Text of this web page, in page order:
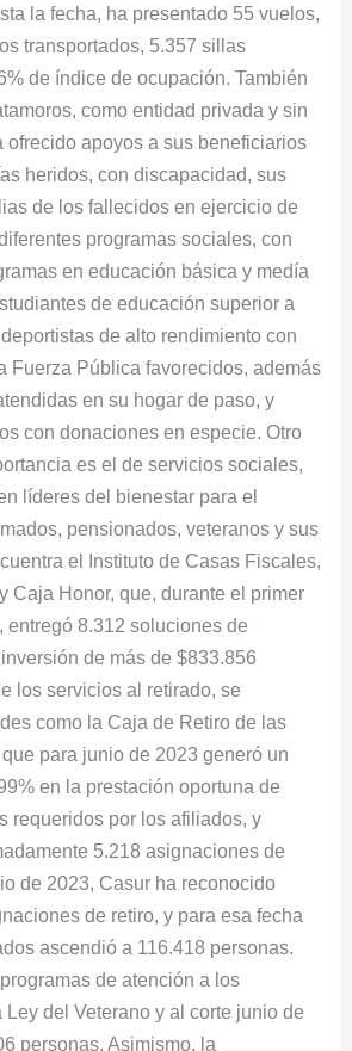
la fecha, ha presentado 55 vuelos,
transportados, 5.357 sillas
de índice de ocupación. También
como entidad privada y sin
ofrecido apoyos a sus beneficiarios
heridos, con discapacidad, sus
de los fallecidos en ejercicio de
programas sociales, con
en educación básica y medía
de educación superior a
de alto rendimiento con
Fuerza Pública favorecidos, además
en su hogar de paso, y
con donaciones en especie. Otro
es el de servicios sociales,
líderes del bienestar para el
pensionados, veteranos y sus
el Instituto de Casas Fiscales,
Caja Honor, que, durante el primer
entregó 8.312 soluciones de
de más de $833.856
los servicios al retirado, se
como la Caja de Retiro de las
para junio de 2023 generó un
en la prestación oportuna de
requeridos por los afiliados, y
5.218 asignaciones de
de 2023, Casur ha reconocido
de retiro, y para esa fecha
ascendió a 116.418 personas.
de atención a los
del Veterano y al corte junio de
personas. Asimismo, la